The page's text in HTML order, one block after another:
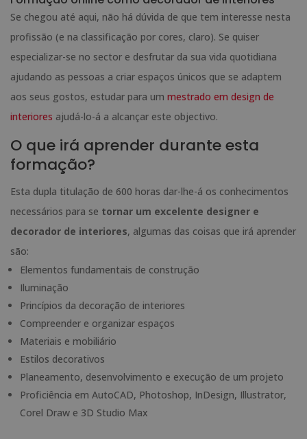
Se chegou até aqui, não há dúvida de que tem interesse nesta
profissão (e na classificação por cores, claro). Se quiser
especializar-se no sector e desfrutar da sua vida quotidiana
ajudando as pessoas a criar espaços únicos que se adaptem
aos seus gostos, estudar para um mestrado em design de
interiores ajudá-lo-á a alcançar este objectivo.
O que irá aprender durante esta
formação?
Esta dupla titulação de 600 horas dar-lhe-á os conhecimentos
necessários para se tornar um excelente designer e
decorador de interiores, algumas das coisas que irá aprender
são:
Elementos fundamentais de construção
Iluminação
Princípios da decoração de interiores
Compreender e organizar espaços
Materiais e mobiliário
Estilos decorativos
Planeamento, desenvolvimento e execução de um projeto
Proficiência em AutoCAD, Photoshop, InDesign, Illustrator,
Corel Draw e 3D Studio Max